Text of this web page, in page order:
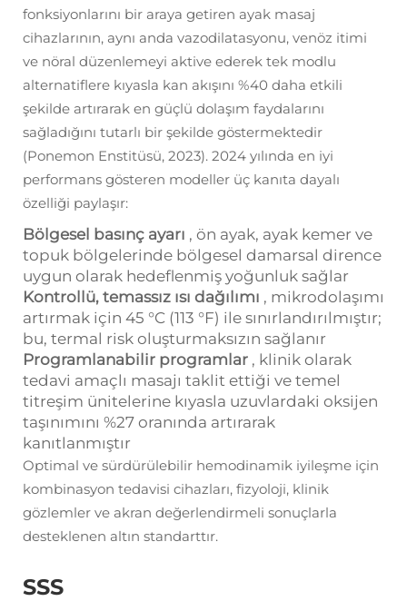
fonksiyonlarını bir araya getiren ayak masaj
cihazlarının, aynı anda vazodilatasyonu, venöz itimi
ve nöral düzenlemeyi aktive ederek tek modlu
alternatiflere kıyasla kan akışını %40 daha etkili
şekilde artırarak en güçlü dolaşım faydalarını
sağladığını tutarlı bir şekilde göstermektedir
(Ponemon Enstitüsü, 2023). 2024 yılında en iyi
performans gösteren modeller üç kanıta dayalı
özelliği paylaşır:
Bölgesel basınç ayarı , ön ayak, ayak kemer ve
topuk bölgelerinde bölgesel damarsal dirence
uygun olarak hedeflenmiş yoğunluk sağlar
Kontrollü, temassız ısı dağılımı , mikrodolaşımı
artırmak için 45 °C (113 °F) ile sınırlandırılmıştır;
bu, termal risk oluşturmaksızın sağlanır
Programlanabilir programlar , klinik olarak
tedavi amaçlı masajı taklit ettiği ve temel
titreşim ünitelerine kıyasla uzuvlardaki oksijen
taşınımını %27 oranında artırarak
kanıtlanmıştır
Optimal ve sürdürülebilir hemodinamik iyileşme için
kombinasyon tedavisi cihazları, fizyoloji, klinik
gözlemler ve akran değerlendirmeli sonuçlarla
desteklenen altın standarttır.
SSS